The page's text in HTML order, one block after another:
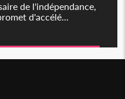
de l'indépendance,
d'accélé...